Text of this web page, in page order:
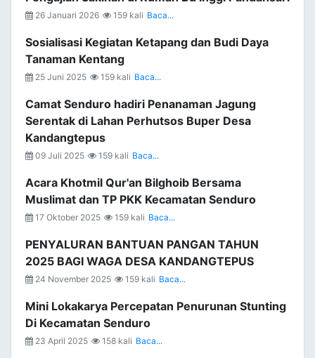
26 Januari 2026 159 kali Baca...
Sosialisasi Kegiatan Ketapang dan Budi Daya
Tanaman Kentang
25 Juni 2025 159 kali Baca...
Camat Senduro hadiri Penanaman Jagung
Serentak di Lahan Perhutsos Buper Desa
Kandangtepus
09 Juli 2025 159 kali Baca...
Acara Khotmil Qur'an Bilghoib Bersama
Muslimat dan TP PKK Kecamatan Senduro
17 Oktober 2025 159 kali Baca...
PENYALURAN BANTUAN PANGAN TAHUN
2025 BAGI WAGA DESA KANDANGTEPUS
24 November 2025 159 kali Baca...
Mini Lokakarya Percepatan Penurunan Stunting
Di Kecamatan Senduro
23 April 2025 158 kali Baca...